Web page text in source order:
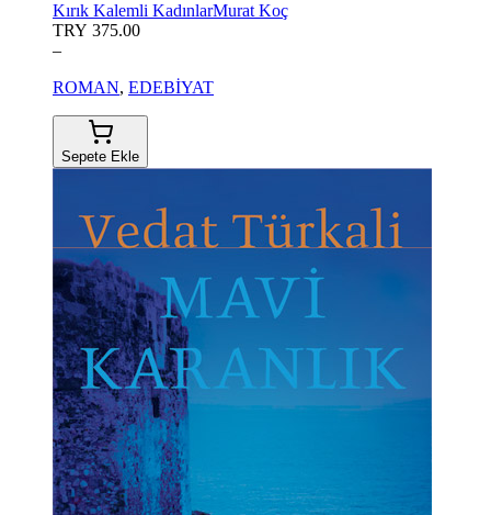
Kırık Kalemli KadınlarMurat Koç
TRY 375.00
–
ROMAN, EDEBİYAT
Sepete Ekle